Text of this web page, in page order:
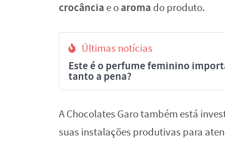
crocância e oaroma do produto.
Últimas notícias
Este é o perfume feminino
tanto a pena?
A Chocolates Garo também está
suas instalações produtivas para